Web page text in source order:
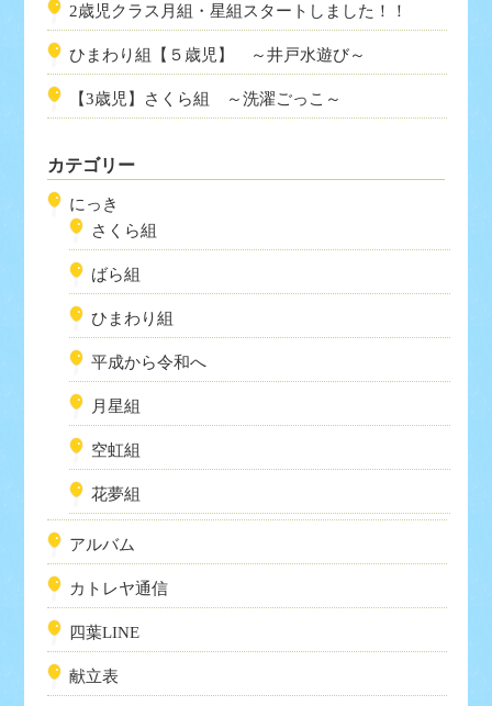
2歳児クラス月組・星組スタートしました！！
ひまわり組【５歳児】 ～井戸水遊び～
【3歳児】さくら組 ～洗濯ごっこ～
カテゴリー
にっき
さくら組
ばら組
ひまわり組
平成から令和へ
月星組
空虹組
花夢組
アルバム
カトレヤ通信
四葉LINE
献立表